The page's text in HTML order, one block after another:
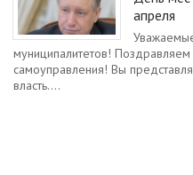
апреля
муниципалитетов!
самоуправления! Вы
власть....